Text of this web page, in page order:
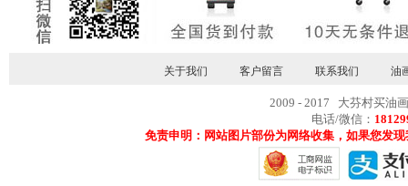
关于我们 客户留言 联系我们 油
2009 - 2017 大芬村买油
电话/微信：
免责申明：网站图片部份为网络收集，如果您发